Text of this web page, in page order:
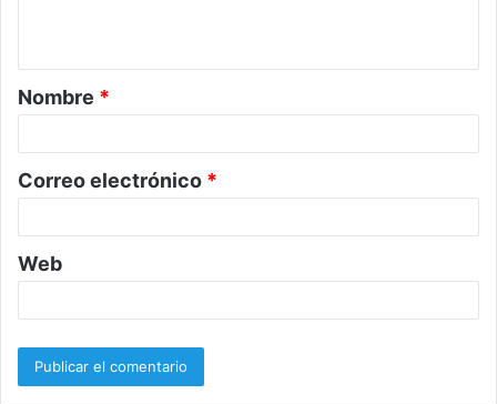
a
r
o
*
Nombre *
Correo electrónico *
Web